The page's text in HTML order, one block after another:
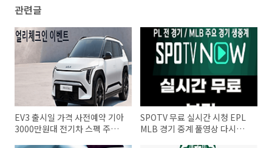
관련글
EV3 출시일 가격 사전예약 기아
3000만원대 전기차 스펙 주행
SPOTV 무료 실시간 시청 EPL
MLB 경기 중계 풀영상 다시보